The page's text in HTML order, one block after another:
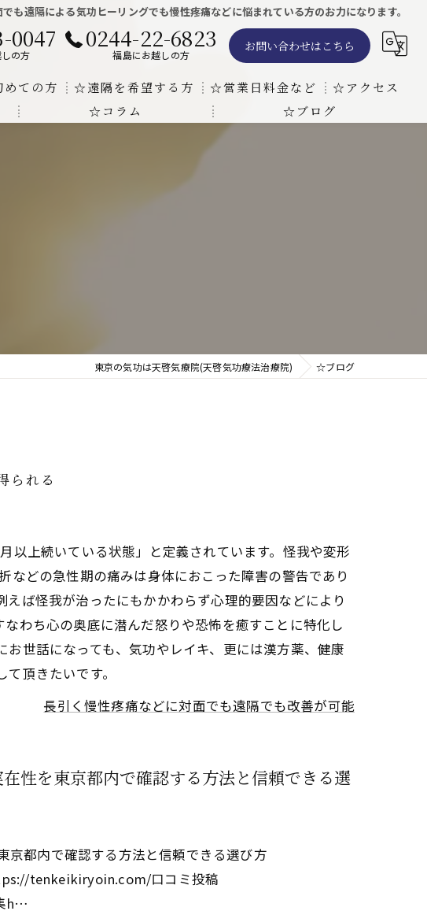
でも遠隔による気功ヒーリングでも慢性疼痛などに悩まれている方のお力になります。
0047
の方
0244-22-6823
福島にお越しの方
お問い合わせはこちら
ての方 ☆遠隔を希望する方
遠隔気功ヒーリングで難病の克服の方法と効果
☆営業日料金など
東京での瞑想気功教室の開催について
☆アクセス
☆コラム ☆ブログ
東京の気功は天啓気療院(天啓気功療法治療院) ☆ブログ
られる
以上続いている状態」と定義されています。怪我や変形
どの急性期の痛みは身体におこった障害の警告であり
ば怪我が治ったにもかかわらず心理的要因などにより
わち心の奥底に潜んだ怒りや恐怖を癒すことに特化し
世話になっても、気功やレイキ、更には漢方薬、健康
頂きたいです。
長引く慢性疼痛などに対面でも遠隔でも改善が可能
性を東京都内で確認する方法と信頼できる選
京都内で確認する方法と信頼できる選び方
tenkeikiryoin.com/口コミ投稿
h…